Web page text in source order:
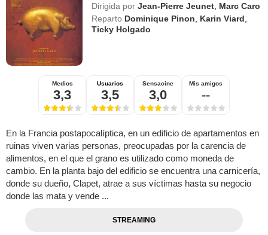
Dirigida por Jean-Pierre Jeunet Marc Caro
Reparto Dominique Pinon Karin Viard
Ticky Holgado
Medios
3,3
Usuarios
3,5
Sensacine
3,0
Mis amigos
--
En la Francia postapocalíptica, en un edificio de apartamentos en
ruinas viven varias personas, preocupadas por la carencia de
alimentos, en el que el grano es utilizado como moneda de
cambio. En la planta bajo del edificio se encuentra una carnicería,
donde su dueño, Clapet, atrae a sus víctimas hasta su negocio
donde las mata y vende ...
STREAMING